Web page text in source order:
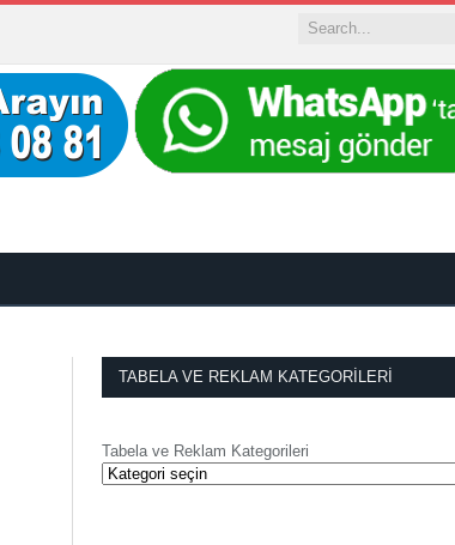
TABELA VE REKLAM KATEGORILERI
Tabela ve Reklam Kategorileri